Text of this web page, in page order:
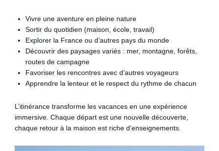
Vivre une aventure en pleine nature
Sortir du quotidien (maison, école, travail)
Explorer la France ou d’autres pays du monde
Découvrir des paysages variés : mer, montagne, forêts,
routes de campagne
Favoriser les rencontres avec d’autres voyageurs
Apprendre la lenteur et le respect du rythme de chacun
L’itinérance transforme les vacances en une expérience
immersive. Chaque départ est une nouvelle découverte,
chaque retour à la maison est riche d’enseignements.